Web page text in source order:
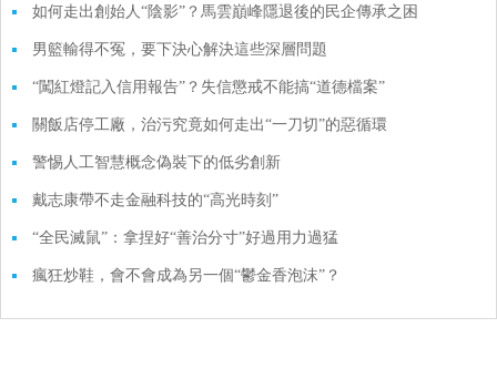
如何走出創始人“陰影”？馬雲巔峰隱退後的民企傳承之困
男籃輸得不冤，要下決心解決這些深層問題
“闖紅燈記入信用報告”？失信懲戒不能搞“道德檔案”
關飯店停工廠，治污究竟如何走出“一刀切”的惡循環
警惕人工智慧概念偽裝下的低劣創新
戴志康帶不走金融科技的“高光時刻”
“全民滅鼠”：拿捏好“善治分寸”好過用力過猛
瘋狂炒鞋，會不會成為另一個“鬱金香泡沫”？